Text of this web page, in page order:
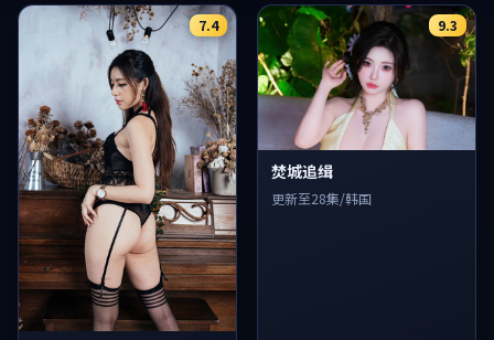
7.4 9.3
焚城追缉
更新至28集/韩国